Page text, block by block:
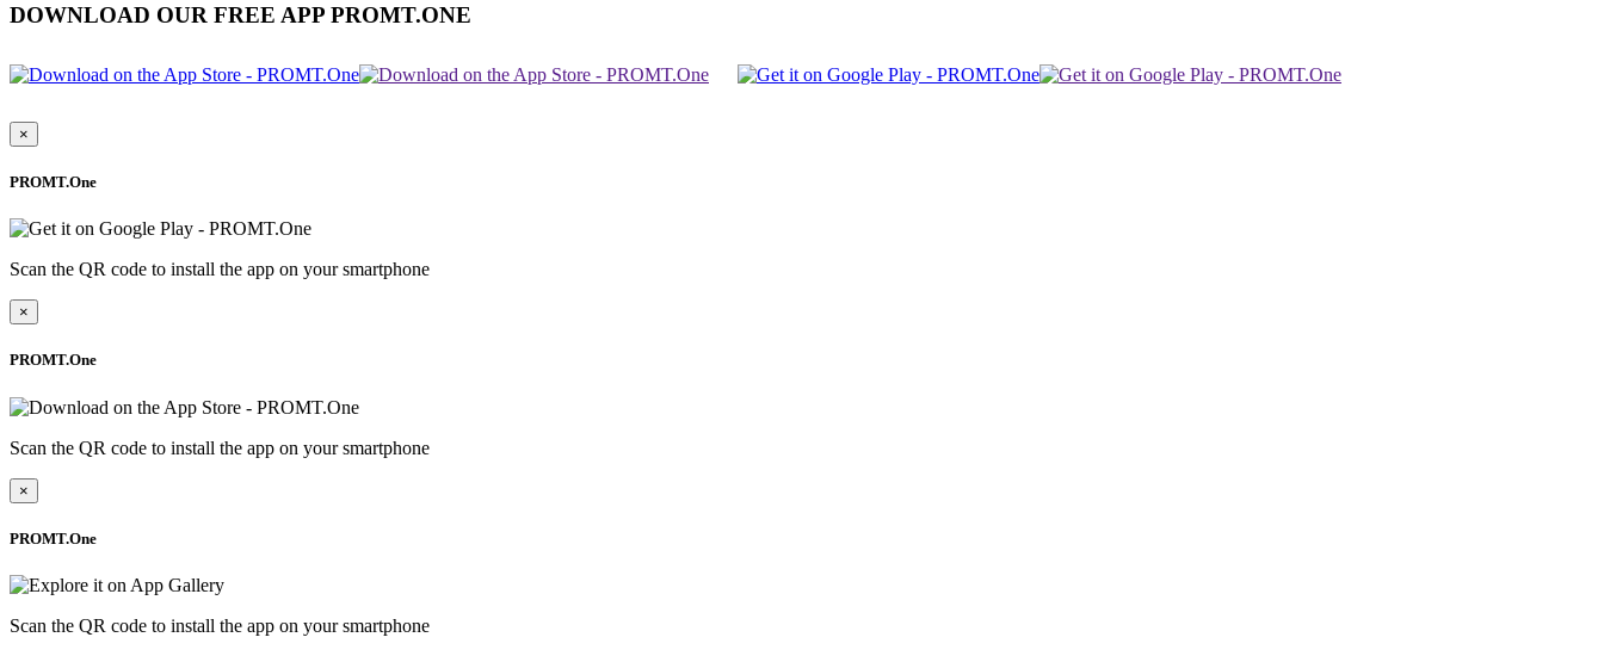
DOWNLOAD OUR FREE APP PROMT.ONE
×
PROMT.One
Scan the QR code to install the app on your smartphone
×
PROMT.One
Scan the QR code to install the app on your smartphone
×
PROMT.One
Scan the QR code to install the app on your smartphone